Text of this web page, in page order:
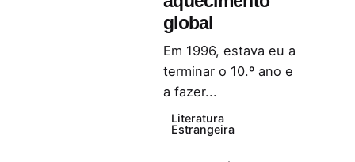
global
Em 1996, estava eu a
terminar o 10.º ano e
a fazer...
Literatura
Estrangeira